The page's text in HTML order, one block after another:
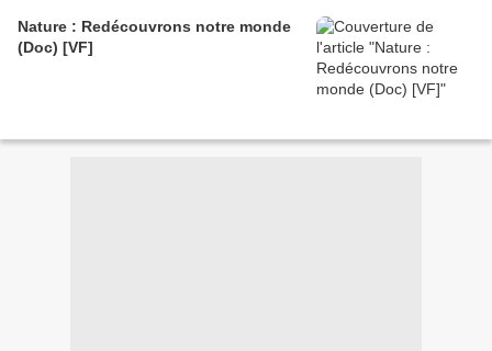
Nature : Redécouvrons notre monde
(Doc) [VF]